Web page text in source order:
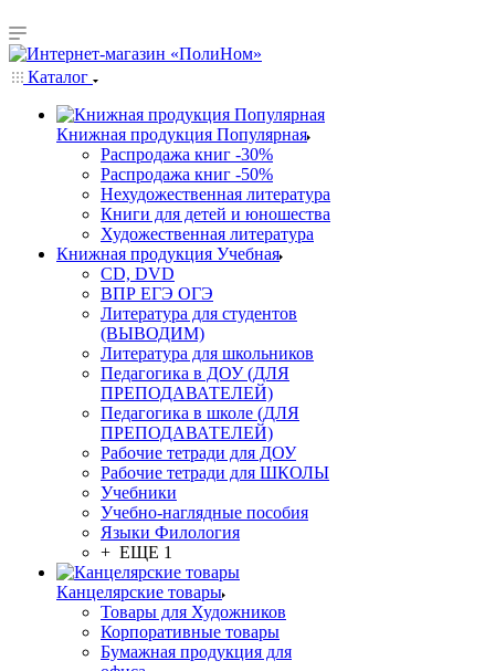
Каталог
Книжная продукция Популярная
Распродажа книг -30%
Распродажа книг -50%
Нехудожественная литература
Книги для детей и юношества
Художественная литература
Книжная продукция Учебная
CD, DVD
ВПР ЕГЭ ОГЭ
Литература для студентов
(ВЫВОДИМ)
Литература для школьников
Педагогика в ДОУ (ДЛЯ
ПРЕПОДАВАТЕЛЕЙ)
Педагогика в школе (ДЛЯ
ПРЕПОДАВАТЕЛЕЙ)
Рабочие тетради для ДОУ
Рабочие тетради для ШКОЛЫ
Учебники
Учебно-наглядные пособия
Языки Филология
+ ЕЩЕ 1
Канцелярские товары
Товары для Художников
Корпоративные товары
Бумажная продукция для